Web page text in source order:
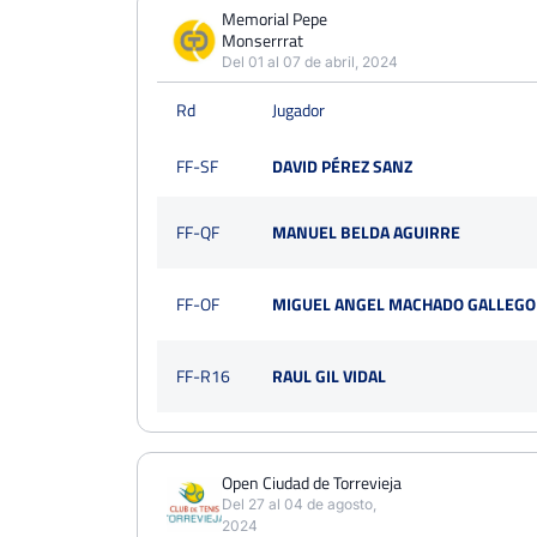
PERDIDOSPARTIDOS
7
17
PERDIDOS JUEGOS GANADOS
Memorial Pepe
Monserrrat
Del 01 al 07 de abril, 2024
Rd Jugador
FF-SF DAVID PÉREZ SANZ
FF-QF MANUEL BELDA AGUIRRE
FF-OF MIGUEL ANGEL MACHADO GALLEGO
FF-R16 RAUL GIL VIDAL
Open Ciudad de Torrevieja
Del 27 al 04 de agosto,
2024